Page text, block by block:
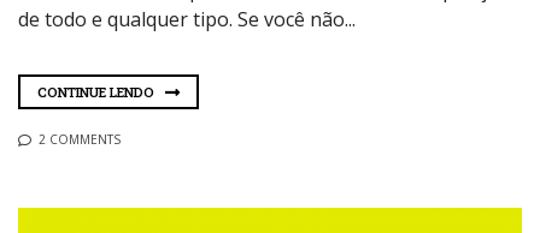
de todo e qualquer tipo. Se você não...
CONTINUE LENDO
2 COMMENTS